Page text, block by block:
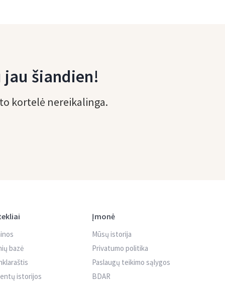
šiandien!
kortelė nereikalinga.
bazė
istorijos
Įmonė
Mūsų istorija
Privatumo politika
Paslaugų teikimo sąlygos
BDAR